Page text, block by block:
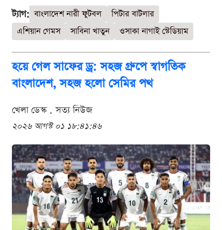
ট্যাগ: বাংলাদেশ নারী ফুটবল
পিটার বাটলার
এশিয়ান গেমস
সাবিনা খাতুন ওসাকা নাগাই স্টেডিয়াম
হয়ে গেল সাফের ড্র: সহজ গ্রুপে স্বাগতিক
বাংলাদেশ, সহজ হলো সেমির পথ
খেলা ডেস্ক . সত্য নিউজ
২০২৬ আগস্ট ০১ ১৮:৪১:৪৬